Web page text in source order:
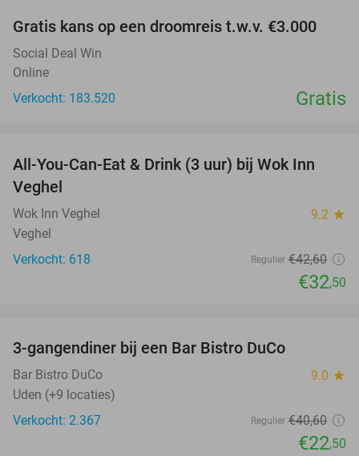
Gratis kans op een droomreis t.w.v. €3.000
Social Deal Win
Online
Verkocht: 183.520
Gratis
24%
All-You-Can-Eat & Drink (3 uur) bij Wok Inn
Veghel
Wok Inn Veghel 9.2 star
Veghel
Verkocht: 618
Regulier €42,60
€32,50
3-gangendiner bij een Bar Bistro DuCo
Bar Bistro DuCo 9.0 star
Uden (+9 locaties)
Verkocht: 2.367
Regulier €40,60
€22,50